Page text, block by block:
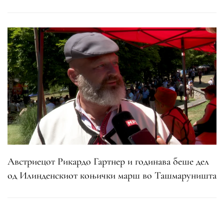
Австриецот Рикардо Гартнер и годинава беше дел
од Илинденскиот коњички марш во Ташмаруништа